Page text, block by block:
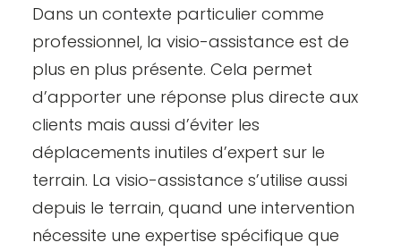
Dans un contexte particulier comme
professionnel, la visio-assistance est de
plus en plus présente. Cela permet
d’apporter une réponse plus directe aux
clients mais aussi d’éviter les
déplacements inutiles d’expert sur le
terrain. La visio-assistance s’utilise aussi
depuis le terrain, quand une intervention
nécessite une expertise spécifique que